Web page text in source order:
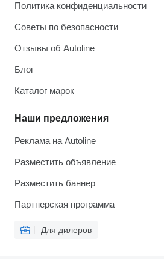
Политика конфиденциальности
Советы по безопасности
Отзывы об Autoline
Блог
Каталог марок
Наши предложения
Реклама на Autoline
Разместить объявление
Разместить баннер
Партнерская программа
Для дилеров